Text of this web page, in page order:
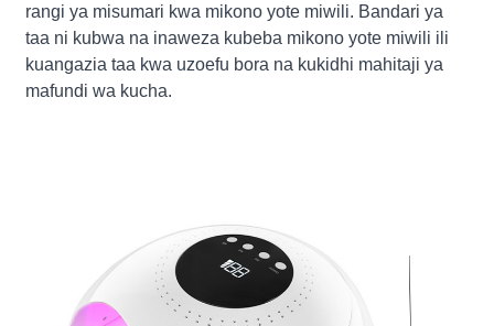
rangi ya misumari kwa mikono yote miwili. Bandari ya
taa ni kubwa na inaweza kubeba mikono yote miwili ili
kuangazia taa kwa uzoefu bora na kukidhi mahitaji ya
mafundi wa kucha.